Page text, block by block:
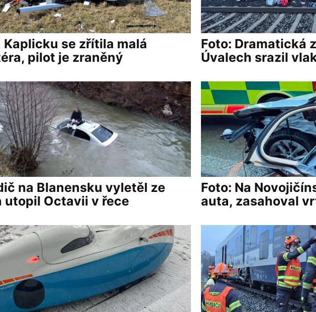
Kaplicku se zřítila malá
pilot je zraněný
Foto: Dramatická
Úvalech srazil
na Blanensku vyletěl ze
utopil Octavii v řece
Foto: Na
auta, zasahoval